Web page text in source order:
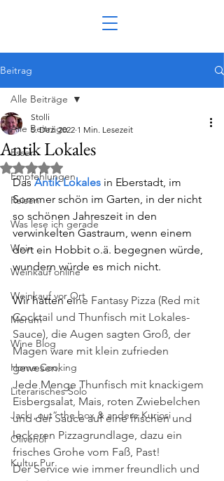
Beitrag
Alle Beiträge
Essen
Empfehlungen
Reisen
Was lese ich gerade
Wein
Weinkauf online
Weinkauf vor Ort
Merum
Wine Blog
Home Cooking
Literarisches Solo
Jack „out“ the box & andere Kuriosi
Olivenöl
Kultur Pur
Alle Beiträge
Antik Lokales
Stolli
5. Dez. 2022 1 Min. Lesezeit
Mit NaN von 5 Sternen bewertet.
Das Antik Lokales in Eberstadt, im
Sommer schön im Garten, in der nicht
so schönen Jahreszeit in den
verwinkelten Gastraum, wenn einem
dort ein Hobbit o.ä. begegnen würde,
wundern würde es mich nicht.
Wir hatten eine Fantasy Pizza (Red mit
Cocktail und Thunfisch mit Lokales-
Sauce), die Augen sagten Groß, der
Magen ware mit klein zufrieden
gewesen.
Jede Menge Thunfisch mit knackigem
Eisbergsalat, Mais, roten Zwiebelchen
und der Sauce auf eine frischen und
leckeren Pizzagrundlage, dazu ein
frisches Grohe vom Faß, Past!
Der Service wie immer freundlich und